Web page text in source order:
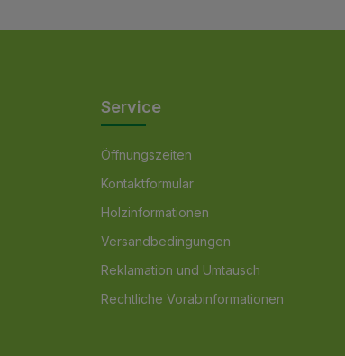
Service
Öffnungszeiten
Kontaktformular
Holzinformationen
Versandbedingungen
Reklamation und Umtausch
Rechtliche Vorabinformationen